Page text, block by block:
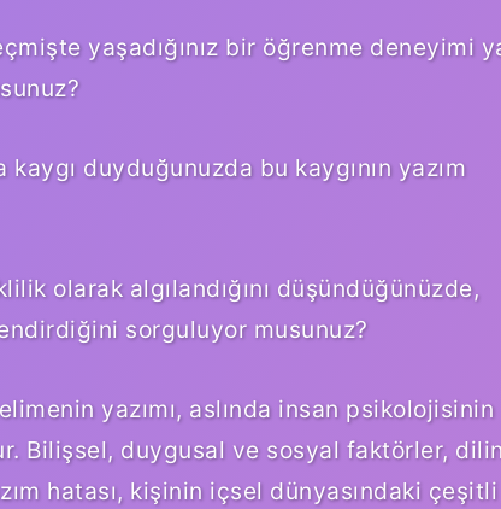
yaşadığınız bir öğrenme deneyimi
duyduğunuzda bu kaygının yazım
olarak algılandığını düşündüğünüzde,
sorguluyor musunuz?
yazımı, aslında insan psikolojisinin
Bilişsel, duygusal ve sosyal faktörler,
hatası, kişinin içsel dünyasındaki çeşitli